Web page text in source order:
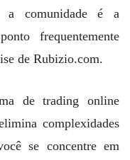
a comunidade é a
frequentemente
de Rubizio.com.
de trading online
complexidades
se concentre em